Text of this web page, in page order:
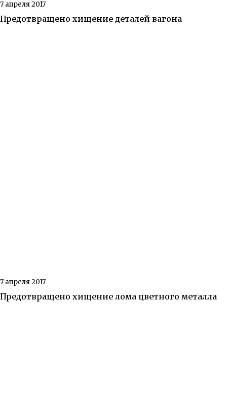
7 апреля 2017
Предотвращено хищение деталей вагона
7 апреля 2017
Предотвращено хищение лома цветного металла